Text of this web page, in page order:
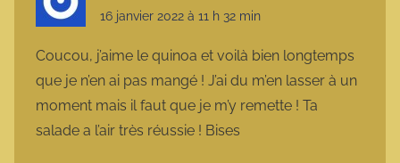
16 janvier 2022 à 11 h 32 min
Coucou, j’aime le quinoa et voilà bien longtemps
que je n’en ai pas mangé ! J’ai du m’en lasser à un
moment mais il faut que je m’y remette ! Ta
salade a l’air très réussie ! Bises